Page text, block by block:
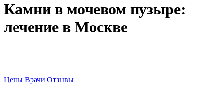
Камни в мочевом пузыре:
лечение в Москве
Цены Врачи Отзывы